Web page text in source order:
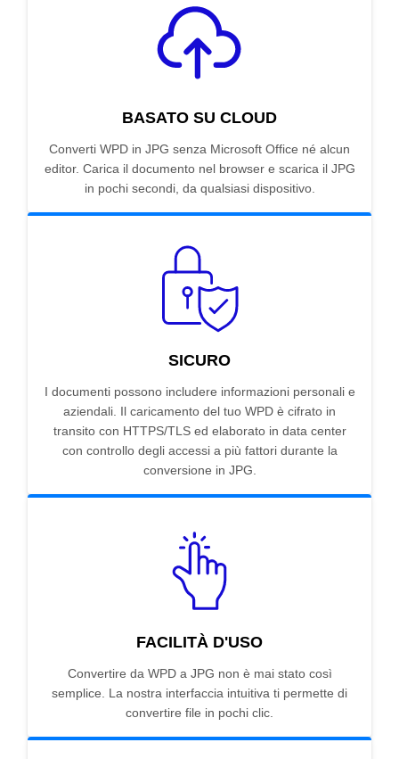
BASATO SU CLOUD
Converti WPD in JPG senza Microsoft Office né alcun
editor. Carica il documento nel browser e scarica il JPG
in pochi secondi, da qualsiasi dispositivo.
SICURO
I documenti possono includere informazioni personali e
aziendali. Il caricamento del tuo WPD è cifrato in
transito con HTTPS/TLS ed elaborato in data center
con controllo degli accessi a più fattori durante la
conversione in JPG.
FACILITÀ D'USO
Convertire da WPD a JPG non è mai stato così
semplice. La nostra interfaccia intuitiva ti permette di
convertire file in pochi clic.